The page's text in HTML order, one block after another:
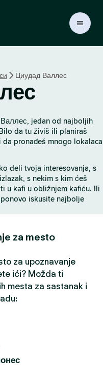
Циудад Валлес
jedan od najboljih
da tu živiš ili planiraš
pronađeš mnogo lokalaca
deli tvoja interesovanja, s
s nekim s kim ćeš
u kafi u obližnjem kafiću. Ili
iskusite najbolje
za mesto
za upoznavanje
ići? Možda ti
mesta za sastanak i